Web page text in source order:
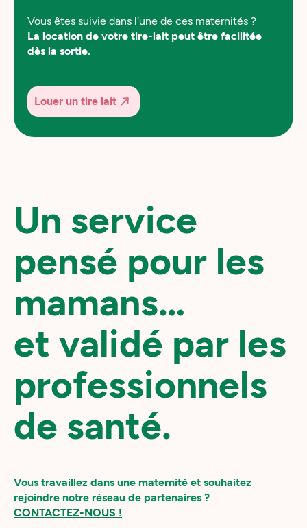
Vous êtes suivie dans l’une de ces maternités ?
La location de votre tire-lait peut être facilitée
dès la sortie.
Louer un tire lait
Un service
pensé pour les
mamans…
et validé par les
professionnels
de santé.
Vous travaillez dans une maternité et souhaitez
rejoindre notre réseau de partenaires ?
CONTACTEZ-NOUS !